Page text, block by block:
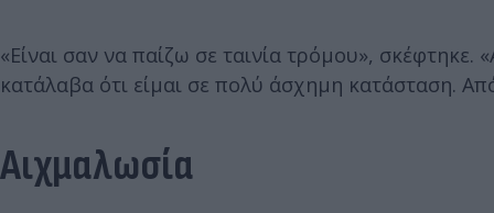
«Είναι σαν να παίζω σε ταινία τρόμου»,
κατάλαβα ότι είμαι σε πολύ άσχημη κατάσταση.
Αιχμαλωσία